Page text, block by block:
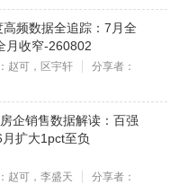
频数据全追踪：7月全
月收窄-260802
赵可，区宇轩
分享者：
企销售数据解读：百强
扩大1pct至负
赵可，李盛天
分享者：